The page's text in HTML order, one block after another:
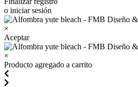
o iniciar sesión
×
Aceptar
×
Producto agregado a carrito